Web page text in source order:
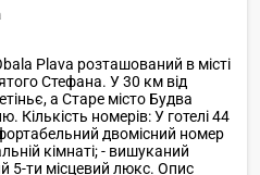
Plava розташований в місті
Стефана. У 30 км від
а Старе місто Будва
Кількість номерів: У готелі 44
двомісний номер
кімнаті; - вишуканий
5-ти місцевий люкс. Опис